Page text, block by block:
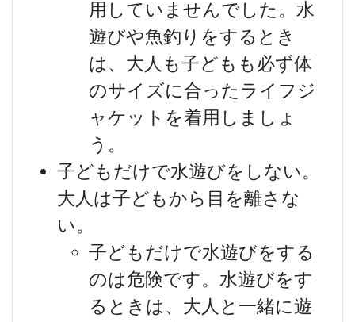
用していませんでした。水
遊びや魚釣りをするとき
は、大人も子どもも必ず体
のサイズに合ったライフジ
ャケットを着用しましょ
う。
子どもだけで水遊びをしない。
大人は子どもから目を離さな
い。
子どもだけで水遊びをする
のは危険です。水遊びをす
るときは、大人と一緒に遊